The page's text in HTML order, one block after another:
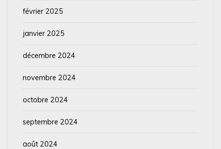
février 2025
janvier 2025
décembre 2024
novembre 2024
octobre 2024
septembre 2024
août 2024